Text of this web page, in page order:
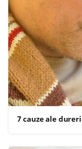
7 cauze ale